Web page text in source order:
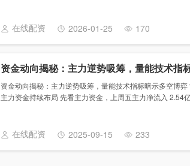
在线配资 2026-01-25 170
资金动向揭秘：主力逆势吸筹，量能技术指
资金动向揭秘：主力逆势吸筹，量能技术指标暗示多空博
主力资金持续布局 先看主力资金，上周五主力净流入 2.54
在线配资 2025-09-15 233